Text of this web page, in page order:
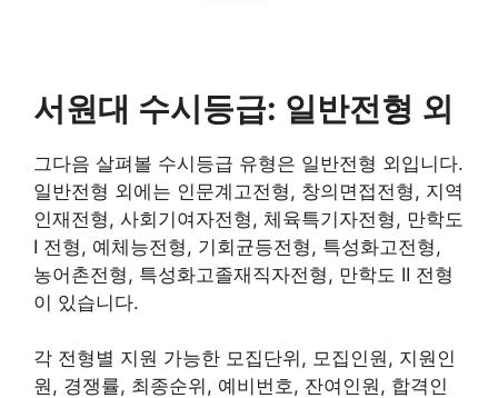
서원대 수시등급: 일반전형 외
그다음 살펴볼 수시등급 유형은 일반전형 외입니다.
일반전형 외에는 인문계고전형, 창의면접전형, 지역
인재전형, 사회기여자전형, 체육특기자전형, 만학도
I 전형, 예체능전형, 기회균등전형, 특성화고전형,
농어촌전형, 특성화고졸재직자전형, 만학도 II 전형
이 있습니다.
각 전형별 지원 가능한 모집단위, 모집인원, 지원인
원, 경쟁률, 최종순위, 예비번호, 잔여인원, 합격인